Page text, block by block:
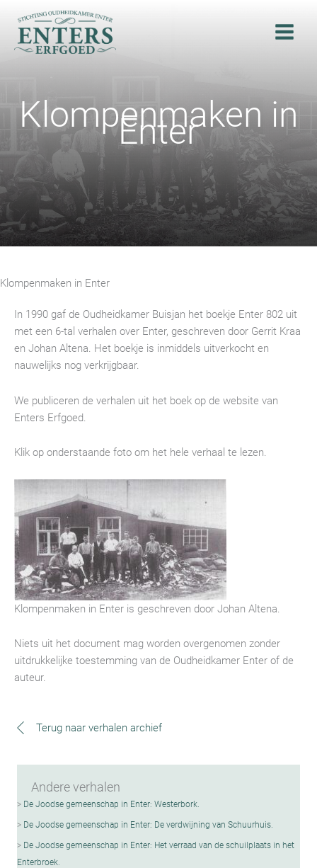
naar
Klompenmaken in
Enter
Klompenmaken in Enter
In 1990 gaf de Oudheidkamer Buisjan het boekje Enter 802 uit
met een 6-tal verhalen over Enter, geschreven door Gerrit Kraa
en Johan Altena. Het boekje is inmiddels uitverkocht en
nauwelijks nog verkrijgbaar.
We publiceren de verhalen uit het boek op de website van
Enters Erfgoed.
Klik op onderstaande foto om het hele verhaal te lezen.
Klompenmaken in Enter is geschreven door Johan Altena.
Niets uit het document mag worden overgenomen zonder
uitdrukkelijke toestemming van de Oudheidkamer Enter of de
auteur.
Terug naar verhalen archief
Andere verhalen
De Joodse gemeenschap in Enter: Westerbork.
De Joodse gemeenschap in Enter: De verdwijning van Schuurhuis.
De Joodse gemeenschap in Enter: Het verraad van de schuilplaats in het
Enterbroek.